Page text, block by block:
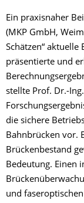
Ein praxisnaher
(MKP GmbH,
Schätzen“
präsentierte und
stellte Prof. Dr.-
die sichere
Bahnbrücken vor.
Brückenbestand
Bedeutung. Einen
und